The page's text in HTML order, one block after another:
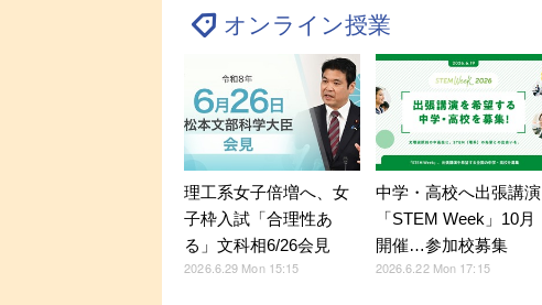
オンライン授業
理工系女子倍増へ、女
子枠入試「合理性あ
る」文科相6/26会見
2026.6.29 Mon 15:15
中学・高校へ出張講演
「STEM Week」10月
開催…参加校募集
2026.6.22 Mon 17:15